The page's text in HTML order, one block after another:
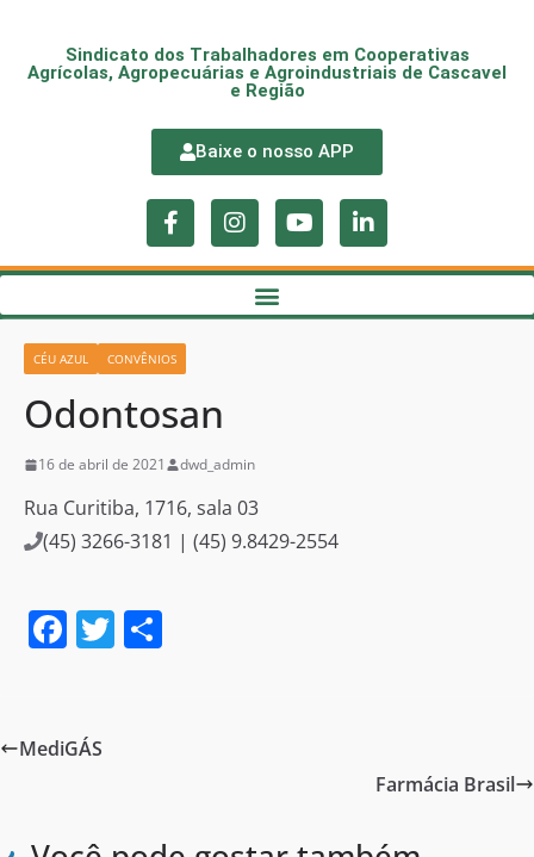
Sindicato dos Trabalhadores em Cooperativas
Agrícolas, Agropecuárias e Agroindustriais de Cascavel
e Região
Baixe o nosso APP
CÉU AZUL CONVÊNIOS
Odontosan
16 de abril de 2021 dwd_admin
Rua Curitiba, 1716, sala 03
(45) 3266-3181 | (45) 9.8429-2554
F
e
T
MediGÁS
Farmácia Brasil